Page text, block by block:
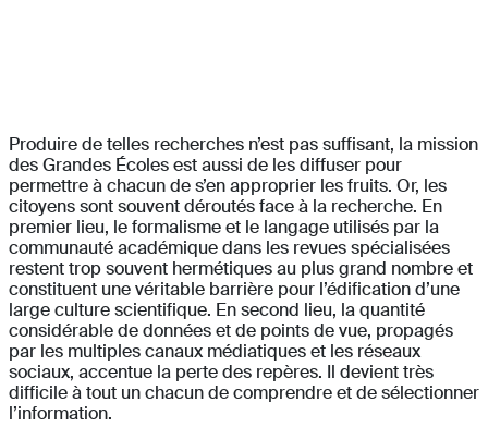
Produire de telles recherches n’est pas suffisant, la mission
des Grandes Écoles est aussi de les diffuser pour
permettre à chacun de s’en approprier les fruits. Or, les
citoyens sont souvent déroutés face à la recherche. En
premier lieu, le formalisme et le langage utilisés par la
communauté académique dans les revues spécialisées
restent trop souvent hermétiques au plus grand nombre et
constituent une véritable barrière pour l’édification d’une
large culture scientifique. En second lieu, la quantité
considérable de données et de points de vue, propagés
par les multiples canaux médiatiques et les réseaux
sociaux, accentue la perte des repères. Il devient très
difficile à tout un chacun de comprendre et de sélectionner
l’information.